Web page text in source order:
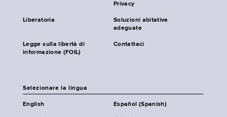
Privacy
Liberatoria
Soluzioni abitative
adeguate
Legge sulla libertà di
informazione (FOIL)
Contattaci
Selezionare la lingua
English Español (Spanish)